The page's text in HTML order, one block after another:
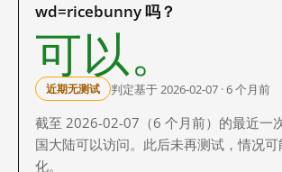
wd=ricebunny 吗？
可以。
近期无测试 判定基于 2026-02-07 · 6 个月前
截至 2026-02-07（6 个月前）的最近一
国大陆可以访问。此后未再测试，情况
化。